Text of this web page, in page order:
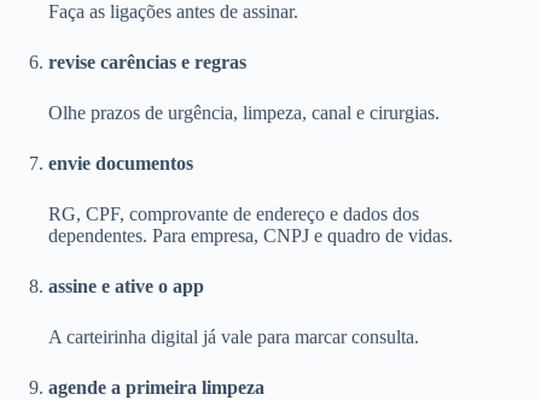
Faça as ligações antes de assinar.
revise carências e regras
Olhe prazos de urgência, limpeza, canal e cirurgias.
envie documentos
RG, CPF, comprovante de endereço e dados dos
dependentes. Para empresa, CNPJ e quadro de vidas.
assine e ative o app
A carteirinha digital já vale para marcar consulta.
agende a primeira limpeza